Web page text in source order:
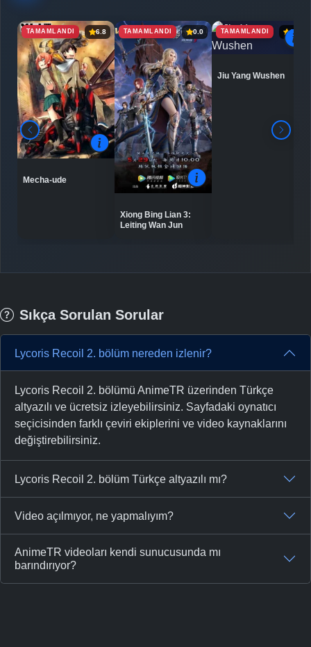
TAMAMLANDI 6.8
Mecha-ude
TAMAMLANDI 0.0
Xiong Bing Lian 3:
Leiting Wan Jun
TAMAMLANDI 6.9
Jiu Yang Wushen
Sıkça Sorulan Sorular
Lycoris Recoil 2. bölüm nereden izlenir?
Lycoris Recoil 2. bölümü AnimeTR üzerinden Türkçe
altyazılı ve ücretsiz izleyebilirsiniz. Sayfadaki oynatıcı
seçicisinden farklı çeviri ekiplerini ve video kaynaklarını
değiştirebilirsiniz.
Lycoris Recoil 2. bölüm Türkçe altyazılı mı?
Video açılmıyor, ne yapmalıyım?
AnimeTR videoları kendi sunucusunda mı
barındırıyor?